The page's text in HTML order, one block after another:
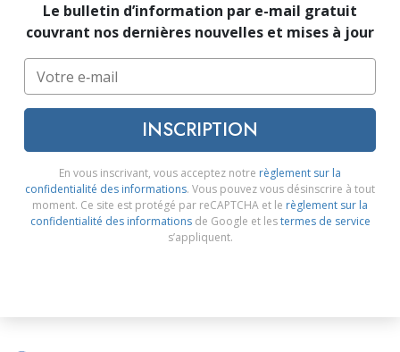
Le bulletin d’information par e-mail gratuit
couvrant nos dernières nouvelles et mises à jour
INSCRIPTION
En vous inscrivant, vous acceptez notre règlement sur la
confidentialité des informations. Vous pouvez vous désinscrire à tout
moment. Ce site est protégé par reCAPTCHA et le règlement sur la
confidentialité des informationsde Google et lestermes de service
s’appliquent.